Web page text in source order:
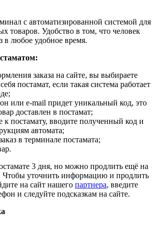
с автоматизированной системой для
товаров. Удобство в том, что человек
в любое удобное время.
заказа на сайте, вы выбираете
постамат, если такая система работает
или e-mail придет уникальный код, это
доставлен в постамат;
к постамату, вводите полученный код и
автомата;
в терминале постамата;
3 дня, но можно продлить ещё на
Чтобы уточнить информацию и продлить
на сайт нашего партнера, введите
и следуйте подсказкам на сайте.